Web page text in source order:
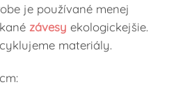
je používané menej
závesy ekologickejšie.
materiály.